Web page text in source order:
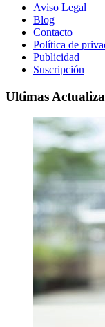
Aviso Legal
Blog
Contacto
Política de
Publicidad
Suscripción
Ultimas